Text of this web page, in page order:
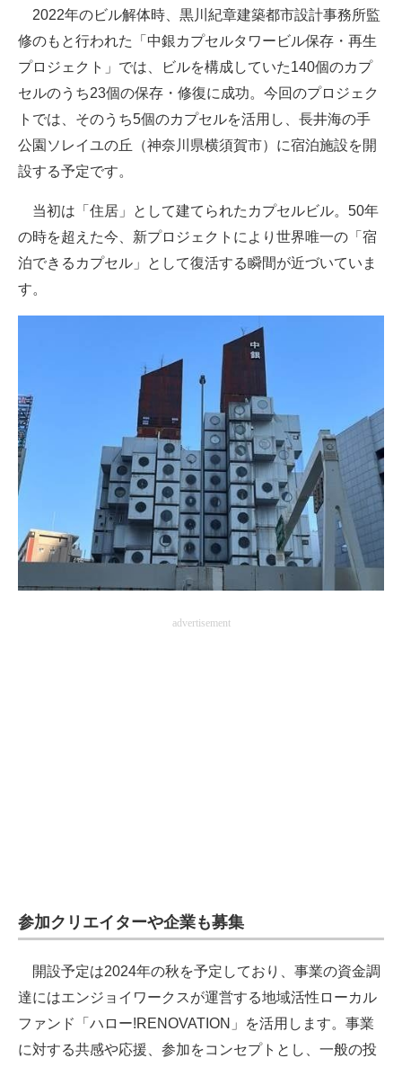
2022年のビル解体時、黒川紀章建築都市設計事務所監
修のもと行われた「中銀カプセルタワービル保存・再生
プロジェクト」では、ビルを構成していた140個のカプ
セルのうち23個の保存・修復に成功。今回のプロジェク
トでは、そのうち5個のカプセルを活用し、長井海の手
公園ソレイユの丘（神奈川県横須賀市）に宿泊施設を開
設する予定です。
当初は「住居」として建てられたカプセルビル。50年
の時を超えた今、新プロジェクトにより世界唯一の「宿
泊できるカプセル」として復活する瞬間が近づいていま
す。
advertisement
参加クリエイターや企業も募集
開設予定は2024年の秋を予定しており、事業の資金調
達にはエンジョイワークスが運営する地域活性ローカル
ファンド「ハロー!RENOVATION」を活用します。事業
に対する共感や応援、参加をコンセプトとし、一般の投